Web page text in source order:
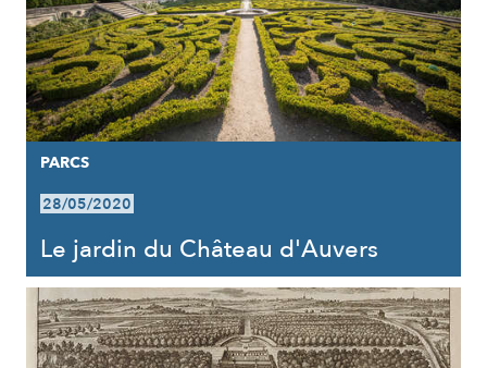
PARCS
28/05/2020
Le jardin du Château d'Auvers